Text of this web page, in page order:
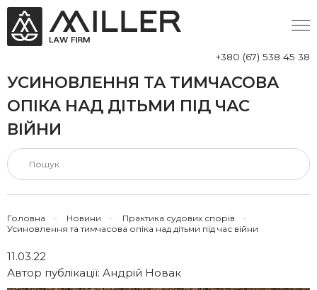
+380 (67) 538 45 38
УСИНОВЛЕННЯ ТА ТИМЧАСОВА
ОПІКА НАД ДІТЬМИ ПІД ЧАС
ВІЙНИ
Головна > Новини > Практика судових спорів
>
Усиновлення та тимчасова опіка над дітьми під час війни
11.03.22
Автор публікації: Андрій Новак